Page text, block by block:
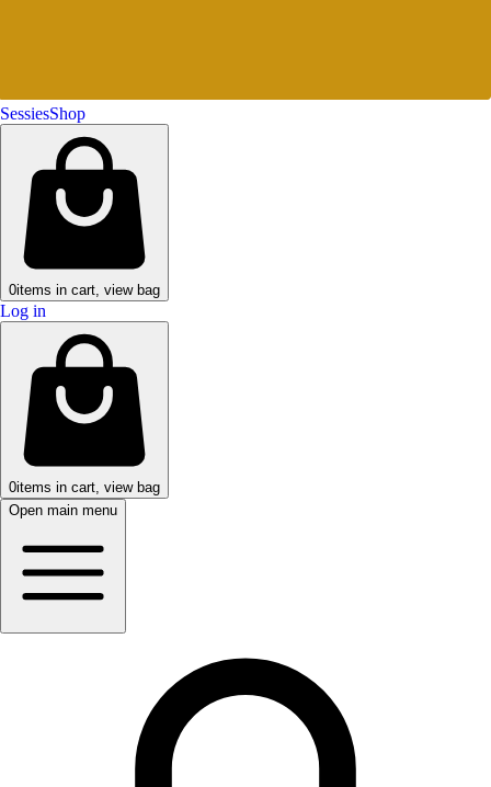
SessiesShop
0items in cart, view bag
Log in
0items in cart, view bag
Open main menu